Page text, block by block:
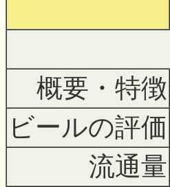
概要・特徴
ビールの評価
流通量